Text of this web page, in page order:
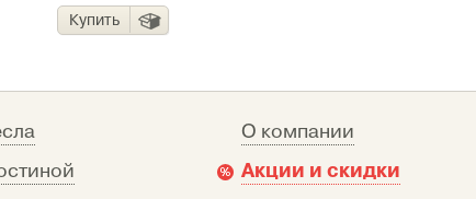
Купить
О компании
Акции и скидки